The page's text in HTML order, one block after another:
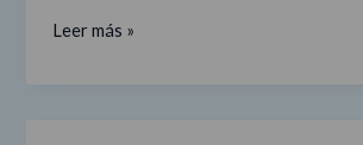
Leer más »